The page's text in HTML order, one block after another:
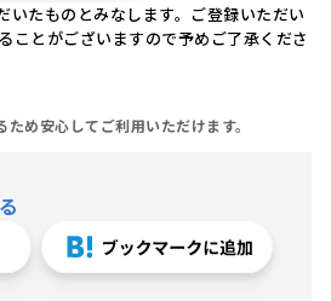
いたものとみなします。ご登録いただい
ことがございますので予めご了承くださ
め安心してご利用いただけます。